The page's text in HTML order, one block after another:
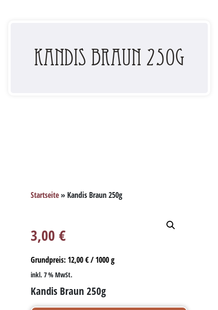
Kandis Braun 250g
Startseite » Kandis Braun 250g
3,00 €
Grundpreis: 12,00€/1000g
inkl. 7 % MwSt.
Kandis Braun 250g